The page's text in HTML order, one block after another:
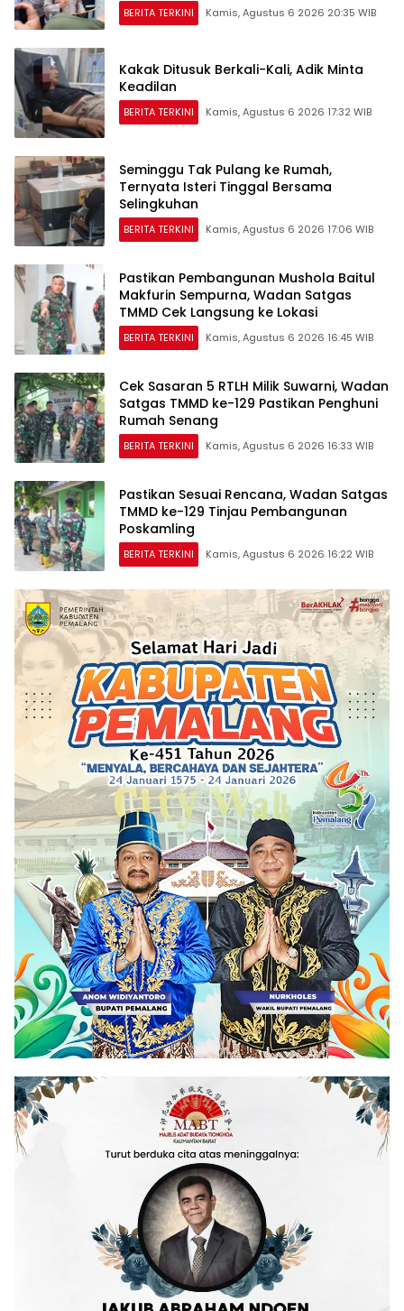
BERITA TERKINI Kamis, Agustus 6 2026 20:35 WIB
Kakak Ditusuk Berkali-Kali, Adik Minta
Keadilan
BERITA TERKINI Kamis, Agustus 6 2026 17:32 WIB
Seminggu Tak Pulang ke Rumah,
Ternyata Isteri Tinggal Bersama
Selingkuhan
BERITA TERKINI Kamis, Agustus 6 2026 17:06 WIB
Pastikan Pembangunan Mushola Baitul
Makfurin Sempurna, Wadan Satgas
TMMD Cek Langsung ke Lokasi
BERITA TERKINI Kamis, Agustus 6 2026 16:45 WIB
Cek Sasaran 5 RTLH Milik Suwarni, Wadan
Satgas TMMD ke-129 Pastikan Penghuni
Rumah Senang
BERITA TERKINI Kamis, Agustus 6 2026 16:33 WIB
Pastikan Sesuai Rencana, Wadan Satgas
TMMD ke-129 Tinjau Pembangunan
Poskamling
BERITA TERKINI Kamis, Agustus 6 2026 16:22 WIB